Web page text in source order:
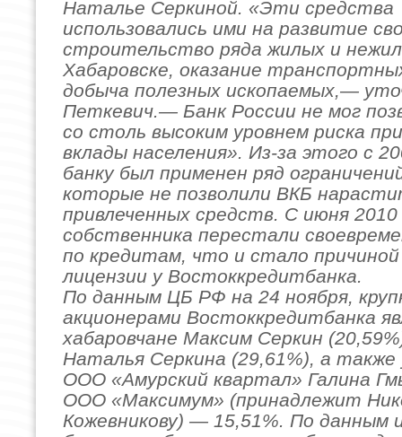
Наталье Серкиной. «Эти средства
использовались ими на развитие
строительство ряда жилых и
Хабаровске, оказание
добыча полезных ископаемых,—
Петкевич.— Банк России не мог
со столь высоким уровнем риска
вклады населения». Из-за этого с
банку был применен ряд
которые не позволили ВКБ
привлеченных средств. С июня 2010
собственника перестали
по кредитам, что и стало
лицензии у Востоккредитбанка.
По данным ЦБ РФ на 24 ноября,
акционерами Востоккредитбанка
хабаровчане Максим Серкин
Наталья Серкина (29,61%), а также
ООО «Амурский квартал» Галина
ООО «Максимум» (принадлежит
Кожевникову) — 15,51%. По данным